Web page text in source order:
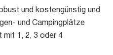
und kostengünstig und
und Campingplätze
1, 2, 3 oder 4